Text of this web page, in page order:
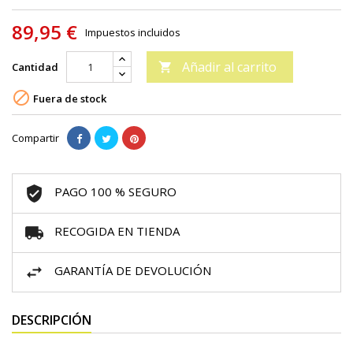
89,95 € Impuestos incluidos
Cantidad  Añadir al carrito
 Fuera de stock
Compartir
PAGO 100 % SEGURO
RECOGIDA EN TIENDA
GARANTÍA DE DEVOLUCIÓN
DESCRIPCIÓN